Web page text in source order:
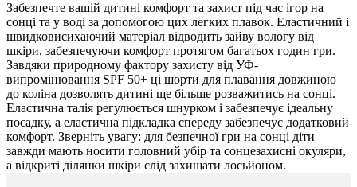
Забезпечте вашій дитині комфорт та захист під час ігор на
сонці та у воді за допомогою цих легких плавок. Еластичний і
швидковисихаючий матеріал відводить зайву вологу від
шкіри, забезпечуючи комфорт протягом багатьох годин гри.
Завдяки природному фактору захисту від УФ-
випромінювання SPF 50+ ці шорти для плавання довжиною
до коліна дозволять дитині ще більше розважитись на сонці.
Еластична талія регулюється шнурком і забезпечує ідеальну
посадку, а еластична підкладка спереду забезпечує додатковий
комфорт. Зверніть увагу: для безпечної гри на сонці діти
завжди мають носити головний убір та сонцезахисні окуляри,
а відкриті ділянки шкіри слід захищати лосьйоном.